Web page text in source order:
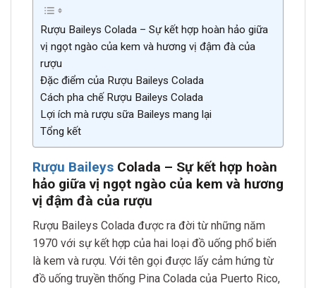
Rượu Baileys Colada – Sự kết hợp hoàn hảo giữa
vị ngọt ngào của kem và hương vị đậm đà của
rượu
Đặc điểm của Rượu Baileys Colada
Cách pha chế Rượu Baileys Colada
Lợi ích mà rượu sữa Baileys mang lại
Tổng kết
Rượu Baileys Colada – Sự kết hợp hoàn
hảo giữa vị ngọt ngào của kem và hương
vị đậm đà của rượu
Rượu Baileys Colada được ra đời từ những năm
1970 với sự kết hợp của hai loại đồ uống phổ biến
là kem và rượu. Với tên gọi được lấy cảm hứng từ
đồ uống truyền thống Pina Colada của Puerto Rico,